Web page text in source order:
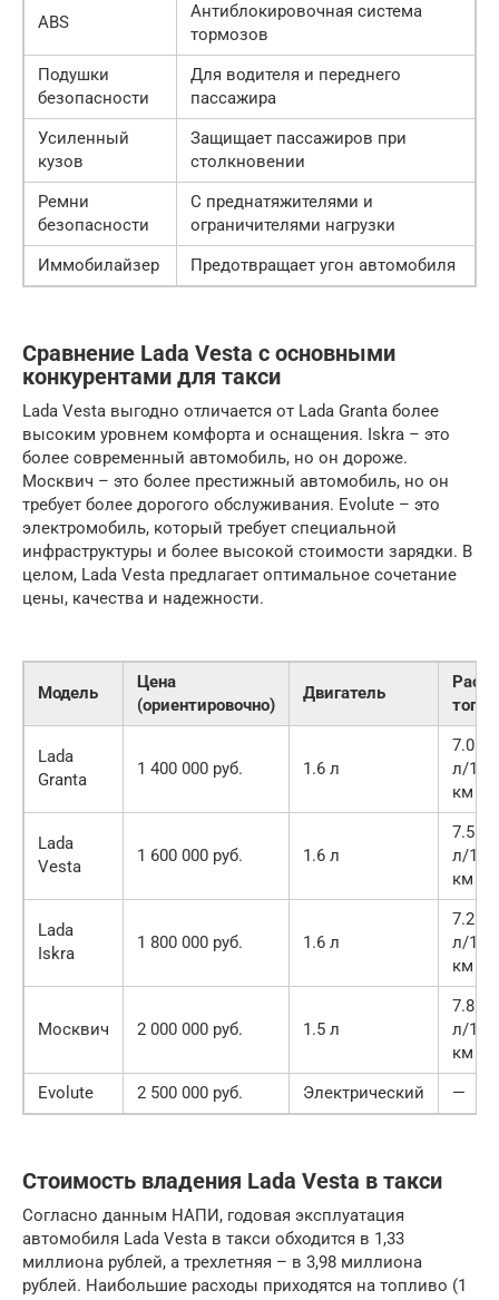
ABS
Антиблокировочная система
тормозов
Подушки
безопасности
Для водителя и переднего
пассажира
Усиленный
кузов
Защищает пассажиров при
столкновении
Ремни
безопасности
С преднатяжителями и
ограничителями нагрузки
Иммобилайзер
Предотвращает угон автомобиля
Сравнение Lada Vesta с основными
конкурентами для такси
Lada Vesta выгодно отличается от Lada Granta более
высоким уровнем комфорта и оснащения. Iskra – это
более современный автомобиль, но он дороже.
Москвич – это более престижный автомобиль, но он
требует более дорогого обслуживания. Evolute – это
электромобиль, который требует специальной
инфраструктуры и более высокой стоимости зарядки. В
целом, Lada Vesta предлагает оптимальное сочетание
цены, качества и надежности.
Модель
Цена
(ориентировочно)
Двигатель
Lada
Granta
1 400 000 руб. 1.6 л
7.0
л/100
км
Lada
Vesta
1 600 000 руб. 1.6 л
7.5
л/100
км
Lada
Iskra
1 800 000 руб. 1.6 л
7.2
л/100
км
Москвич 2 000 000 руб. 1.5 л
7.8
л/100
км
Evolute
2 500 000 руб. Электрический —
Стоимость владения Lada Vesta в такси
Согласно данным НАПИ, годовая эксплуатация
автомобиля Lada Vesta в такси обходится в 1,33
миллиона рублей, а трехлетняя – в 3,98 миллиона
рублей. Наибольшие расходы приходятся на топливо (1